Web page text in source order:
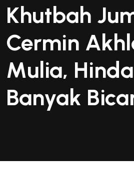
Khutbah
Cermin
Mulia,
Banyak